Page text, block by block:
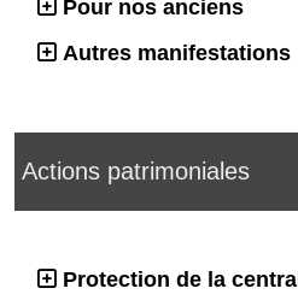
Pour nos anciens
Autres manifestations
Actions patrimoniales
Protection de la